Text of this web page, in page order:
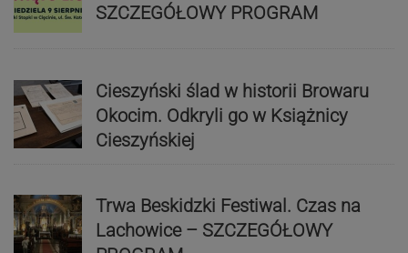
SZCZEGÓŁOWY PROGRAM
Cieszyński ślad w historii Browaru
Okocim. Odkryli go w Książnicy
Cieszyńskiej
Trwa Beskidzki Festiwal. Czas na
Lachowice – SZCZEGÓŁOWY